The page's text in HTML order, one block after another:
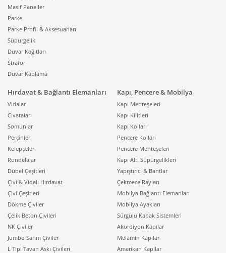
Masif Paneller
Parke
Parke Profil & Aksesuarları
Süpürgelik
Duvar Kağıtları
Strafor
Duvar Kaplama
Hırdavat & Bağlantı Elemanları
Vidalar
Cıvatalar
Somunlar
Perçinler
Kelepçeler
Rondelalar
Dübel Çeşitleri
Çivi & Vidalı Hırdavat
Çivi Çeşitleri
Dökme Çiviler
Çelik Beton Çivileri
NK Çiviler
Jumbo Sarım Çiviler
L Tipi Tavan Askı Çivileri
Kapı, Pencere & Mobilya
Kapı Menteşeleri
Kapı Kilitleri
Kapı Kolları
Pencere Kolları
Pencere Menteşeleri
Kapı Altı Süpürgelikleri
Yapıştırıcı & Bantlar
Çekmece Rayları
Mobilya Bağlantı Elemanları
Mobilya Ayakları
Sürgülü Kapak Sistemleri
Akordiyon Kapılar
Melamin Kapılar
Amerikan Kapılar